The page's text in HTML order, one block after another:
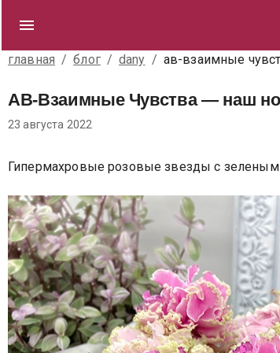
главная / блог / dany / ав-взаимные
АВ-Взаимные Чувства — наш
23 августа 2022
Гипермахровые розовые звезды с